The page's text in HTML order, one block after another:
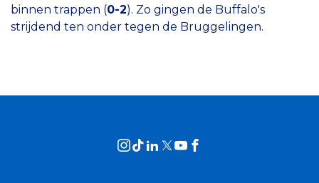
binnen trappen (0-2). Zo gingen de Buffalo's
strijdend ten onder tegen de Bruggelingen.